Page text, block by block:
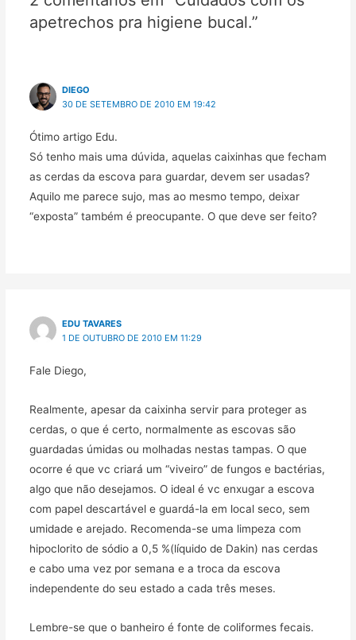
k p m
l
apetrechos pra higiene bucal.”
DIEGO
30 DE SETEMBRO DE 2010 EM 19:42
Ótimo artigo Edu.
Só tenho mais uma dúvida, aquelas caixinhas que fecham
as cerdas da escova para guardar, devem ser usadas?
Aquilo me parece sujo, mas ao mesmo tempo, deixar
“exposta” também é preocupante. O que deve ser feito?
EDU TAVARES
1 DE OUTUBRO DE 2010 EM 11:29
Fale Diego,
Realmente, apesar da caixinha servir para proteger as
cerdas, o que é certo, normalmente as escovas são
guardadas úmidas ou molhadas nestas tampas. O que
ocorre é que vc criará um “viveiro” de fungos e bactérias,
algo que não desejamos. O ideal é vc enxugar a escova
com papel descartável e guardá-la em local seco, sem
umidade e arejado. Recomenda-se uma limpeza com
hipoclorito de sódio a 0,5 %(líquido de Dakin) nas cerdas
e cabo uma vez por semana e a troca da escova
independente do seu estado a cada três meses.
Lembre-se que o banheiro é fonte de coliformes fecais.